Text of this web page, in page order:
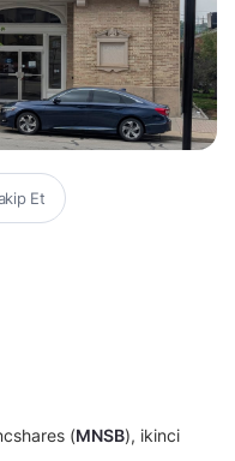
Et
(MNSB), ikinci